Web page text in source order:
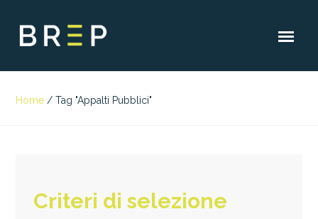
Home / Tag "Appalti Pubblici"
Criteri di selezione